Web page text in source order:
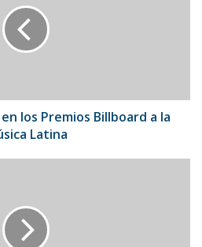
los Premios Billboard a la
Latina